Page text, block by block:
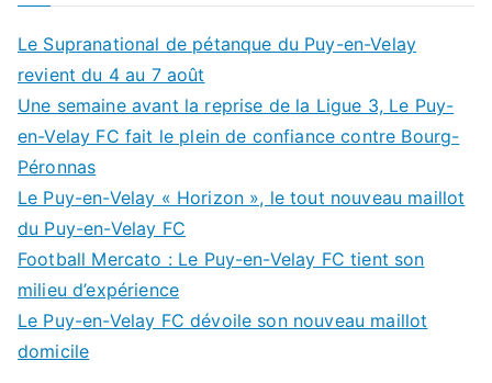
Le Supranational de pétanque du Puy-en-Velay
revient du 4 au 7 août
Une semaine avant la reprise de la Ligue 3, Le Puy-
en-Velay FC fait le plein de confiance contre Bourg-
Péronnas
Le Puy-en-Velay « Horizon », le tout nouveau maillot
du Puy-en-Velay FC
Football Mercato : Le Puy-en-Velay FC tient son
milieu d’expérience
Le Puy-en-Velay FC dévoile son nouveau maillot
domicile